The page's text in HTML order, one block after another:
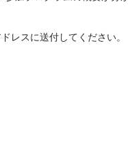
レスに送付してください。